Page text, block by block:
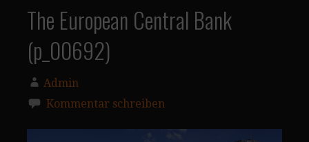
The European Central Bank
(p_00692)
Admin
Kommentar schreiben